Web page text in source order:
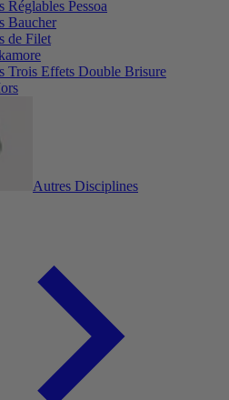
Réglables Pessoa
Baucher
de Filet
Trois Effets Double Brisure
Autres Disciplines